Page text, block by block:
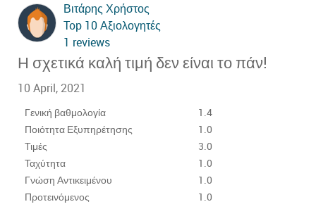
Η σχετικά καλή τιμή δεν είναι το πάν!
10 April, 2021
Γενική βαθμολογία
1.4
Ποιότητα Εξυπηρέτησης
1.0
Τιμές
3.0
Ταχύτητα
1.0
Γνώση Αντικειμένου
1.0
Προτεινόμενος
1.0
Βιτάρης Χρήστος
Top 10 Αξιολογητές
1 reviews